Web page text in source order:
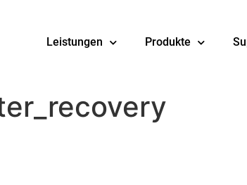
Leistungen Produkte